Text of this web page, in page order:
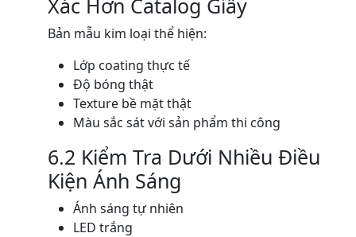
Xác Hơn Catalog Giấy
Bản mẫu kim loại thể hiện:
Lớp coating thực tế
Độ bóng thật
Texture bề mặt thật
Màu sắc sát với sản phẩm thi công
6.2 Kiểm Tra Dưới Nhiều Điều
Kiện Ánh Sáng
Ánh sáng tự nhiên
LED trắng